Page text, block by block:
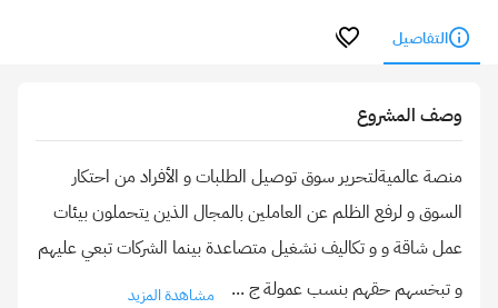
التفاصيل
وصف المشروع
منصة عالميةلتحرير سوق توصيل الطلبات و الأفراد من احتكار
السوق و لرفع الظلم عن العاملين بالمجال الذين يتحملون بيئات
عمل شاقة و و تكاليف نشغيل متصاعدة بينما الشركات تبعي عليهم
و تبخسهم حقهم بنسب عمولة ج ... مشاهدة المزيد